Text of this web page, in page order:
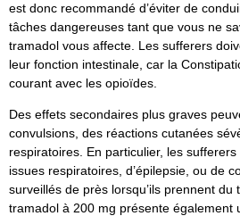
est donc recommandé d’éviter de
tâches dangereuses tant que vous ne
tramadol vous affecte. Les sufferers
leur fonction intestinale, car la
courant avec les opioïdes.
Des effets secondaires plus graves
convulsions, des réactions cutanées
respiratoires. En particulier, les
issues respiratoires, d’épilepsie, ou de
surveillés de près lorsqu’ils prennent
tramadol à 200 mg présente également